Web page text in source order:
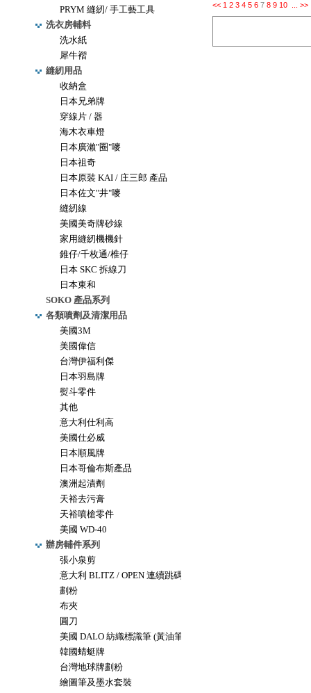
PRYM 縫紉/ 手工藝工具
洗衣房輔料
洗水紙
犀牛褶
縫紉用品
收納盒
日本兄弟牌
穿線片 / 器
海木衣車燈
日本廣瀨"圈"嘜
日本祖奇
日本原裝 KAI / 庄三郎 產品
日本佐文"井"嘜
縫紉線
美國美奇牌砂線
家用縫紉機機針
錐仔/千枚通/椎仔
日本 SKC 拆線刀
日本東和
SOKO 產品系列
各類噴劑及清潔用品
美國3M
美國偉信
台灣伊福利傑
日本羽島牌
熨斗零件
其他
意大利仕利高
美國仕必威
日本順風牌
日本哥倫布斯產品
澳洲起漬劑
天裕去污膏
天裕噴槍零件
美國 WD-40
辦房輔件系列
張小泉剪
意大利 BLITZ / OPEN 連續跳碼機
劃粉
布夾
圓刀
美國 DALO 紡織標識筆 (黃油筆)
韓國蜻蜓牌
台灣地球牌劃粉
繪圖筆及墨水套裝
<< 1 2 3 4 5 6 7 8 9 10 >>